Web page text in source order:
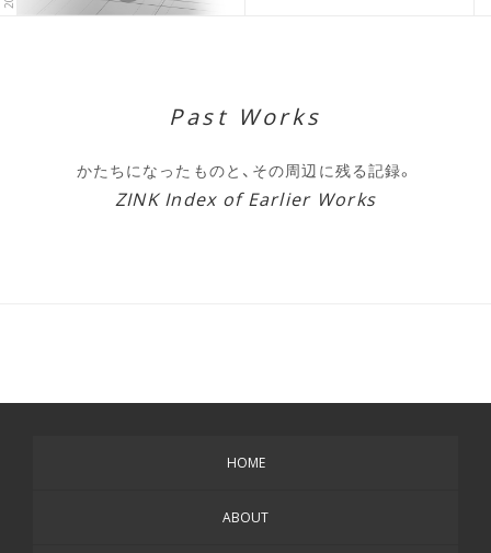
Past Works
かたちになったものと、その周辺に残る記録。
ZINK Index of Earlier Works
HOME
ABOUT